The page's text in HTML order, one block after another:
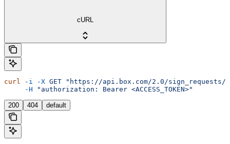
cURL
curl -i -X GET "https://api.box.com/2.0/sign_requests/
     -H
"authorization: Bearer <ACCESS_TOKEN>"
200 404 default